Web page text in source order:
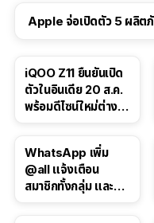
Apple จ่อเปิดตัว 5 ผลิต
iQOO Z11 ยืนยันเปิด
ตัวในอินเดีย 20 ส.ค.
พร้อมดีไซน์ใหม่ต่าง
WhatsApp เพิ่ม
@all แจ้งเตือน
สมาชิกทั้งกลุ่ม และอัป